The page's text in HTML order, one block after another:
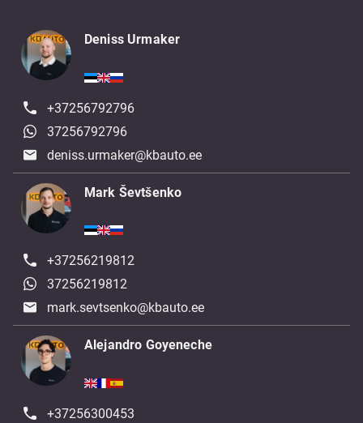
Deniss Urmaker
+37256792796
37256792796
deniss.urmaker@kbauto.ee
Mark Ševtšenko
+37256219812
37256219812
mark.sevtsenko@kbauto.ee
Alejandro Goyeneche
+37256300453